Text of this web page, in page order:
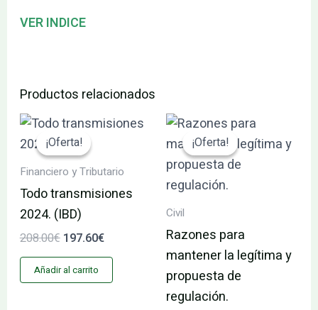
VER INDICE
Productos relacionados
¡Oferta!
¡Oferta!
Financiero y Tributario
Todo transmisiones
2024. (IBD)
208.00€
El
precio
original
era:
208.00€.
197.60€
El
es:
197.60€.
Añadir al carrito
¡Oferta!
¡Oferta!
Civil
Razones para
mantener la legítima y
propuesta de
regulación.
El
precio
original
era:
78.00€.
El
precio
actual
es: